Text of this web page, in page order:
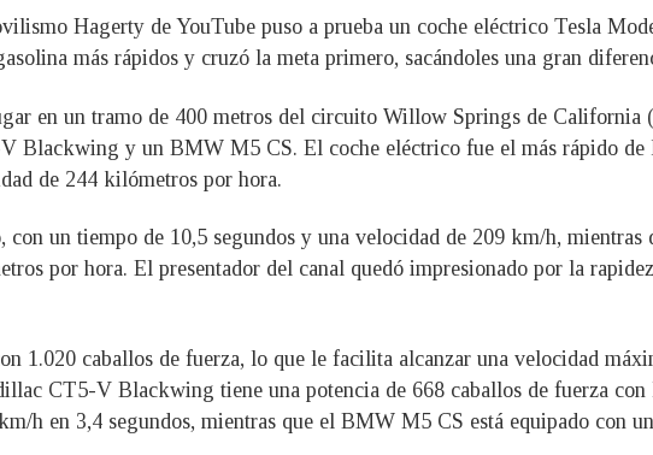
Hagerty de YouTube puso a prueba un coche eléctrico Tesla
más rápidos y cruzó la meta primero, sacándoles una gran
en un tramo de 400 metros del circuito Willow Springs de
Blackwing y un BMW M5 CS. El coche eléctrico fue el más rápido de
de 244 kilómetros por hora.
un tiempo de 10,5 segundos y una velocidad de 209 km/h,
por hora. El presentador del canal quedó impresionado por la
1.020 caballos de fuerza, lo que le facilita alcanzar una velocidad
CT5-V Blackwing tiene una potencia de 668 caballos de fuerza con
h en 3,4 segundos, mientras que el BMW M5 CS está equipado con